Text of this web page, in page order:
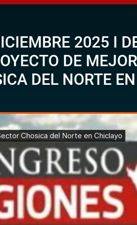
2025 I
DE
DEL NORTE